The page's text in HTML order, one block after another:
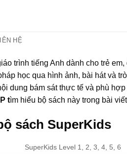
HỆ
trình tiếng Anh dành cho trẻ
học qua hình ảnh, bài hát và
dung bám sát thực tế và phù
tìm hiểu bộ sách này trong bài
sách SuperKids
SuperKids Level 1, 2, 3, 4, 5, 6